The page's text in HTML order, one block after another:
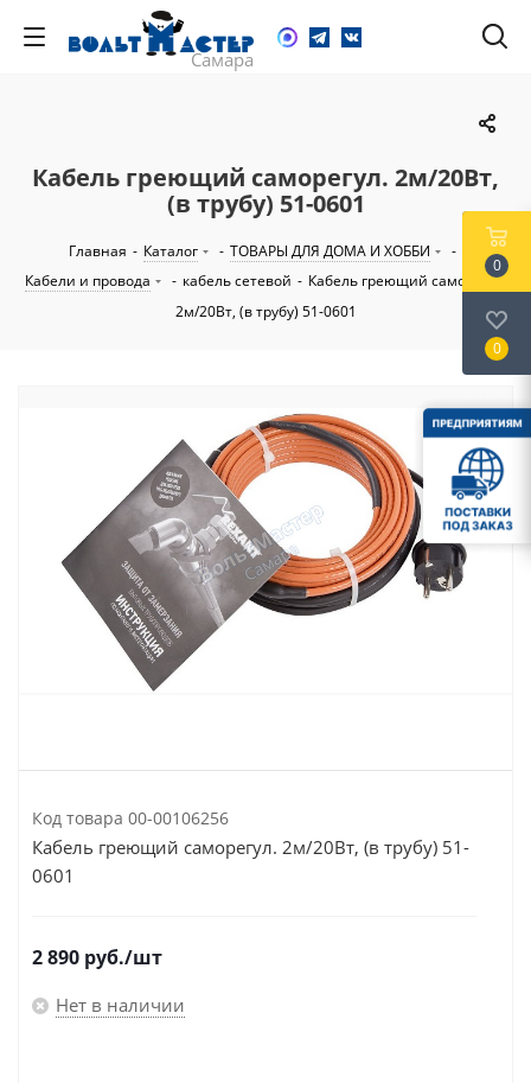
Кабель греющий саморегул. 2м/20Вт,
(в трубу) 51-0601
Главная - Каталог - ТОВАРЫ ДЛЯ ДОМА И ХОББИ
-
Кабели и провода
- кабель сетевой - Кабель греющий саморегул.
2м/20Вт, (в трубу) 51-0601
Код товара 00-00106256
Кабель греющий саморегул. 2м/20Вт, (в трубу) 51-
0601
2 890 руб./шт
Нет в наличии
0
0